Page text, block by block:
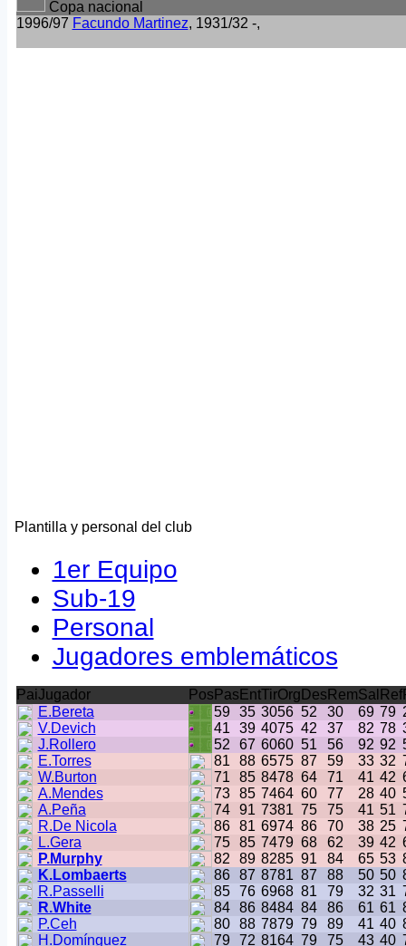
Copa nacional
1996/97 Facundo Martinez, 1931/32 -,
Plantilla y personal del club
1er Equipo
Sub-19
Personal
Jugadores emblemáticos
PaiJugador Pos Pas EntTirOrg Des RemSal Ref
E.Bereta
59 35 3056 52 30 69 79
V.Devich
41 39 4075 42 37 82 78
J.Rollero
52 67 6060 51 56 92 92
E.Torres
81 88 6575 87 59 33 32
W.Burton
71 85 8478 64 71 41 42
A.Mendes
73 85 7464 60 77 28 40
A.Peña
74 91 7381 75 75 41 51
R.De Nicola
86 81 6974 86 70 38 25
L.Gera
75 85 7479 68 62 39 42
P.Murphy
82 89 8285 91 84 65 53
K.Lombaerts
86 87 8781 87 88 50 50
R.Passelli
85 76 6968 81 79 32 31
R.White
84 86 8484 84 86 61 61
P.Ceh
80 88 7879 79 89 41 40
H.Domínguez
79 72 8164 79 75 43 40